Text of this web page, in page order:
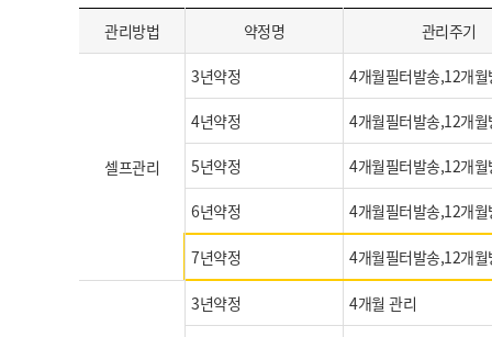
관리방법 약정명 관리주기
셀프관리
3년약정 4개월필터발송,12개월
4년약정 4개월필터발송,12개월
5년약정 4개월필터발송,12개월
6년약정 4개월필터발송,12개월
7년약정 4개월필터발송,12개월
3년약정 4개월 관리